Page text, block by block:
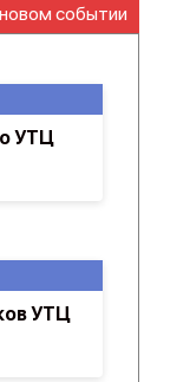
событии
УТЦ
УТЦ